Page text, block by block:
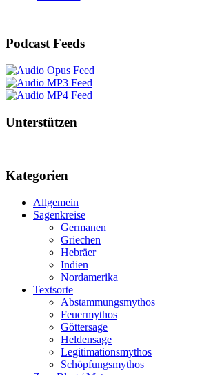
Podcast Feeds
Unterstützen
Kategorien
Allgemein
Sagenkreise
Germanen
Griechen
Hebräer
Indien
Nordamerika
Textsorte
Abstammungsmythos
Feuermythos
Göttersage
Heldensage
Legitimationsmythos
Schöpfungsmythos